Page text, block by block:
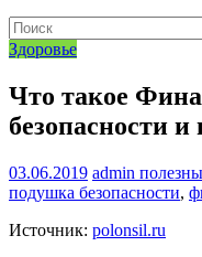
Здоровье
Что такое
безопасности и
03.06.2019 admin
подушка безопасности,
Источник: polonsil.ru